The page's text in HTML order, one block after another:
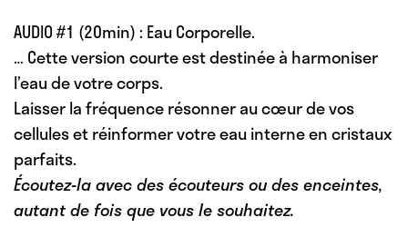
AUDIO #1 (20min) : Eau Corporelle.
… Cette version courte est destinée à harmoniser
l’eau de votre corps.
Laisser la fréquence résonner au cœur de vos
cellules et réinformer votre eau interne en cristaux
parfaits.
Écoutez-la avec des écouteurs ou des enceintes,
autant de fois que vous le souhaitez.